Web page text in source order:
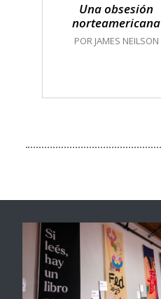
Una obsesión
norteamericana
POR JAMES NEILSON